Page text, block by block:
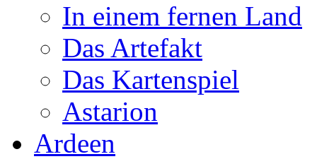
In einem fernen Land
Das Artefakt
Das Kartenspiel
Astarion
Ardeen